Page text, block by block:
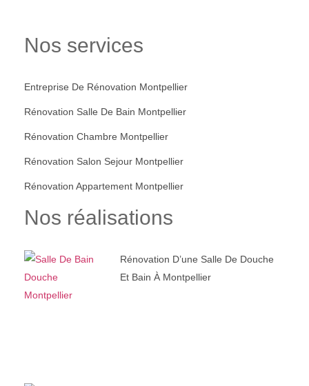
Nos services
Entreprise De Rénovation Montpellier
Rénovation Salle De Bain Montpellier
Rénovation Chambre Montpellier
Rénovation Salon Sejour Montpellier
Rénovation Appartement Montpellier
Nos réalisations
Rénovation D’une Salle De Douche
Et Bain À Montpellier